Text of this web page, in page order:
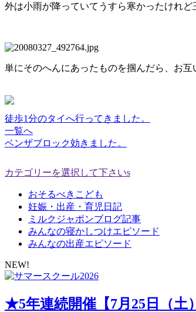
外は小雨が降っていてうすら寒かったけれ
単にそのへんにあったものを掴んだら、お互
徒歩1分のタイへ行ってきました。
一覧へ
ベンザブロック効きました。
カテゴリーを選択して下さいs
おそるべきこども
妊娠・出産・育児日記
ミルクジャポンブログ記事
みんなの寝かしつけエピソード
みんなの出産エピソード
NEW!
★5年連続開催【7月25日（土